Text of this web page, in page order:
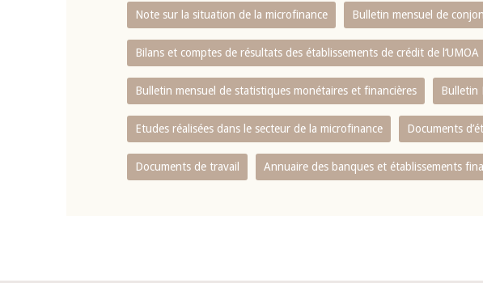
Note sur la situation de la microfinance Bulletin mensuel de
Bilans et comptes de résultats des établissements de crédit de l‘UMOA
Bulletin mensuel de statistiques monétaires et financières Bulletin
Etudes réalisées dans le secteur de la microfinance Documents
Documents de travail Annuaire des banques et établissements